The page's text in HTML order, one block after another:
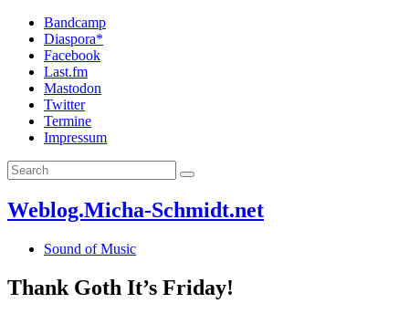
Bandcamp
Diaspora*
Facebook
Last.fm
Mastodon
Twitter
Termine
Impressum
Weblog.Micha-Schmidt.net
Sound of Music
Thank Goth It’s Friday!